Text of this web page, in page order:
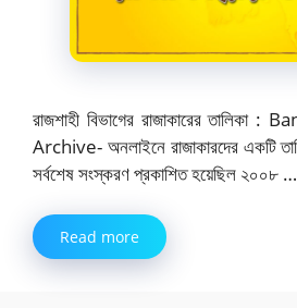
রাজশাহী বিভাগের রাজাকারের
Archive- অনলাইনে রাজাকারদের একটি
সর্বশেষ সংস্করণ প্রকাশিত হয়েছিল ২০০৮ …
Read more